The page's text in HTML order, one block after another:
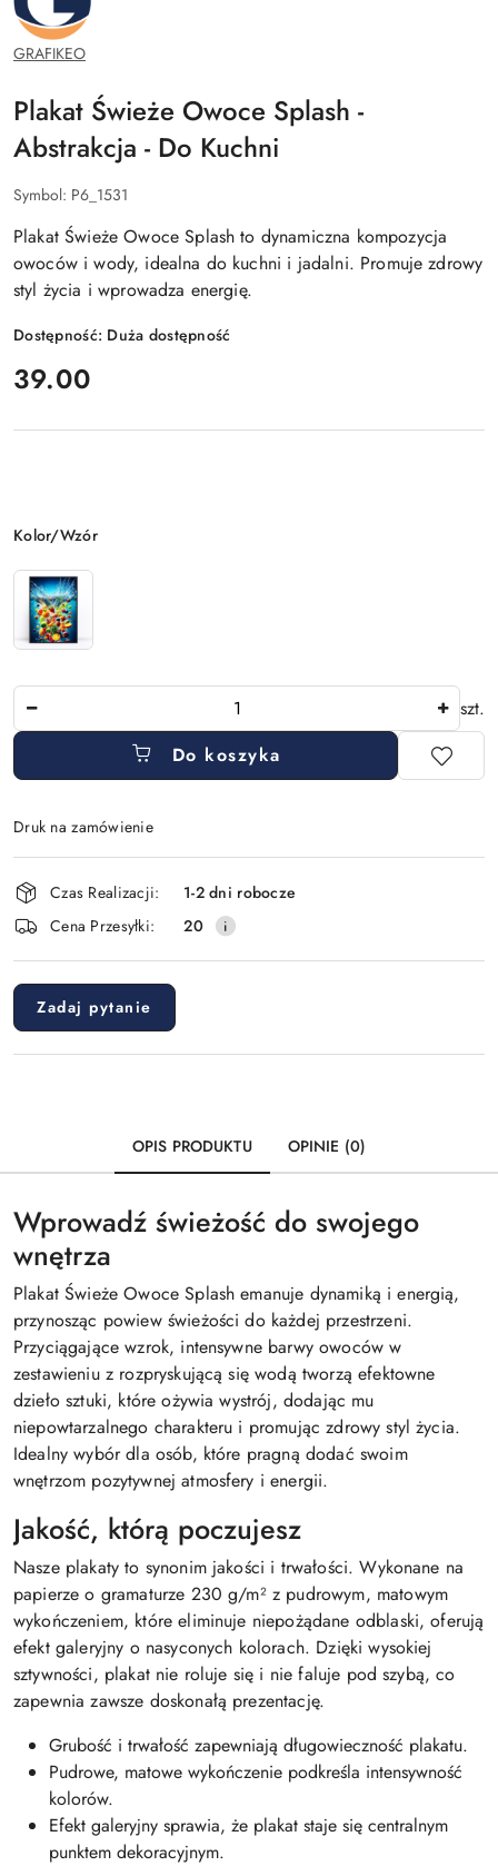
GRAFIKEO
Plakat Świeże Owoce Splash -
Abstrakcja - Do Kuchni
Symbol: P6_1531
Plakat Świeże Owoce Splash to dynamiczna kompozycja
owoców i wody, idealna do kuchni i jadalni. Promuje zdrowy
styl życia i wprowadza energię.
Dostępność: Duża dostępność
cena:
39.00
Wariant
Kolor/Wzór
szt.
Do koszyka
Druk na zamówienie
Dostępność
i
dostawa
Czas Realizacji:
1-2 dni robocze
Cena Przesyłki:
20
Zadaj pytanie
OPIS PRODUKTU OPINIE (0)
Wprowadź świeżość do swojego
wnętrza
Plakat Świeże Owoce Splash emanuje dynamiką i energią,
przynosząc powiew świeżości do każdej przestrzeni.
Przyciągające wzrok, intensywne barwy owoców w
zestawieniu z rozpryskującą się wodą tworzą efektowne
dzieło sztuki, które ożywia wystrój, dodając mu
niepowtarzalnego charakteru i promując zdrowy styl życia.
Idealny wybór dla osób, które pragną dodać swoim
wnętrzom pozytywnej atmosfery i energii.
Jakość, którą poczujesz
Nasze plakaty to synonim jakości i trwałości. Wykonane na
papierze o gramaturze 230 g/m² z pudrowym, matowym
wykończeniem, które eliminuje niepożądane odblaski, oferują
efekt galeryjny o nasyconych kolorach. Dzięki wysokiej
sztywności, plakat nie roluje się i nie faluje pod szybą, co
zapewnia zawsze doskonałą prezentację.
Grubość i trwałość zapewniają długowieczność plakatu.
Pudrowe, matowe wykończenie podkreśla intensywność
kolorów.
Efekt galeryjny sprawia, że plakat staje się centralnym
punktem dekoracyjnym.